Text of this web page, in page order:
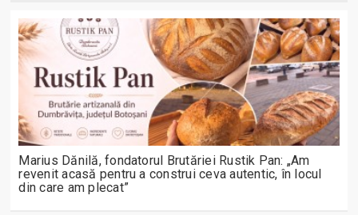
Marius Dănilă, fondatorul Brutăriei Rustik Pan: „Am
revenit acasă pentru a construi ceva autentic, în locul
din care am plecat”